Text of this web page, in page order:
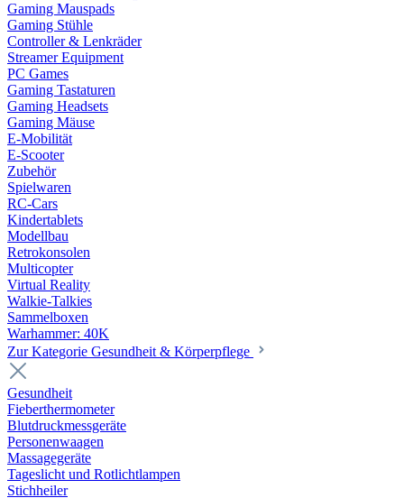
Gaming Mauspads
Gaming Stühle
Controller & Lenkräder
Streamer Equipment
PC Games
Gaming Tastaturen
Gaming Headsets
Gaming Mäuse
E-Mobilität
E-Scooter
Zubehör
Spielwaren
RC-Cars
Kindertablets
Modellbau
Retrokonsolen
Multicopter
Virtual Reality
Walkie-Talkies
Sammelboxen
Warhammer: 40K
Zur Kategorie Gesundheit & Körperpflege
Gesundheit
Fieberthermometer
Blutdruckmessgeräte
Personenwaagen
Massagegeräte
Tageslicht und Rotlichtlampen
Stichheiler